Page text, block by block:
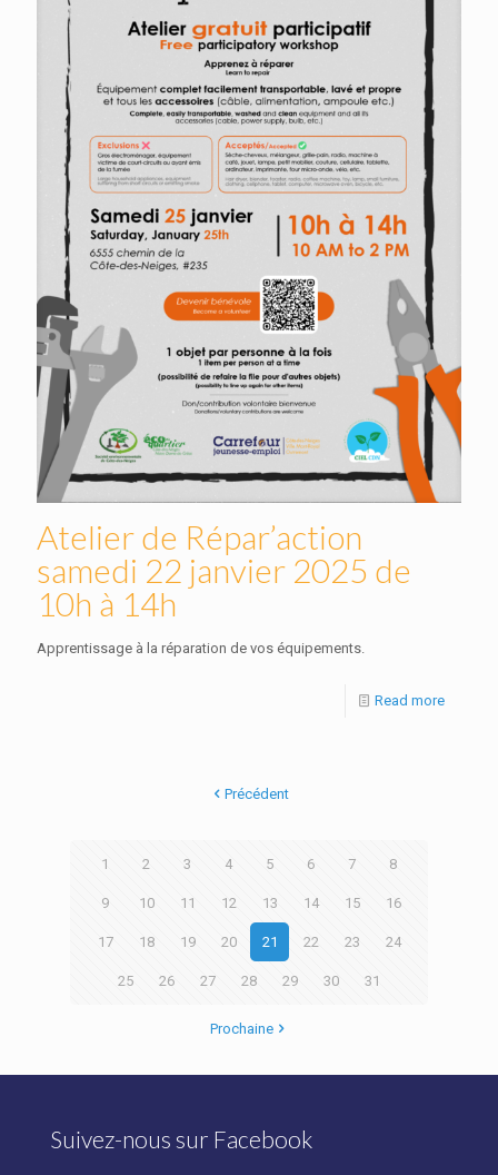
Atelier de Répar’action
samedi 22 janvier 2025 de
10h à 14h
Apprentissage à la réparation de vos équipements.
Read more
Précédent
1 2 3 4 5 6 7 8
9 10 11 12 13 14 15 16
17 18 19 20 21 22 23 24
25 26 27 28 29 30 31
Prochaine
Suivez-nous sur Facebook